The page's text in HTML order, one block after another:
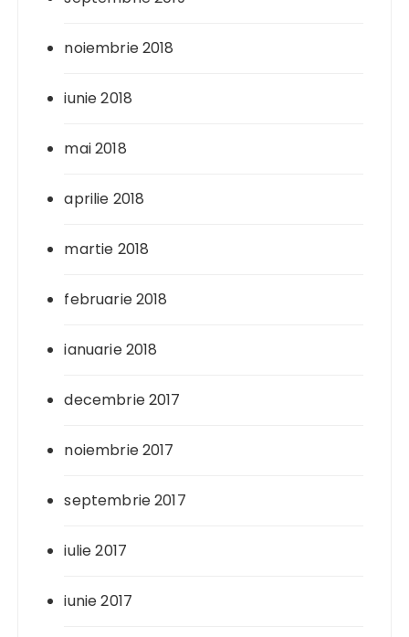
noiembrie 2018
iunie 2018
mai 2018
aprilie 2018
martie 2018
februarie 2018
ianuarie 2018
decembrie 2017
noiembrie 2017
septembrie 2017
iulie 2017
iunie 2017